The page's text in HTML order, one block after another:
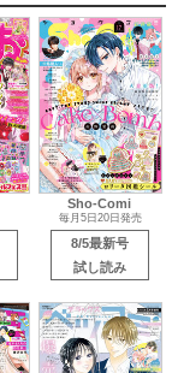
Sho-Comi
毎月5日20日発売
8/5最新号
試し読み